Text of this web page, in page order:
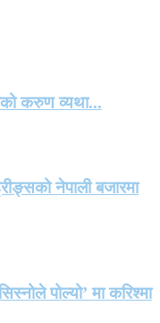
करुण व्यथा...
नेपाली बजारमा
पोल्यो’ मा करिश्मा